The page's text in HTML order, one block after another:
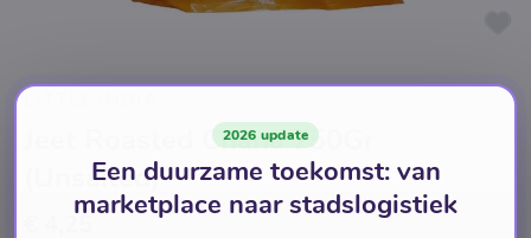
LITTLE INDIA
Jeet Roasted Chana 750Gr
(Unsalted)
2026 update
Een duurzame toekomst: van
marketplace naar stadslogistiek